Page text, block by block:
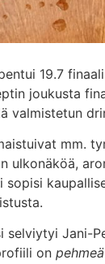
19.7
joukusta
valmistetun
mm.
ulkonäköä,
sopisi
Jani-
on